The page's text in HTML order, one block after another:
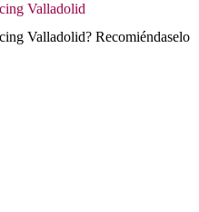
Valladolid
Valladolid? Recomiéndaselo